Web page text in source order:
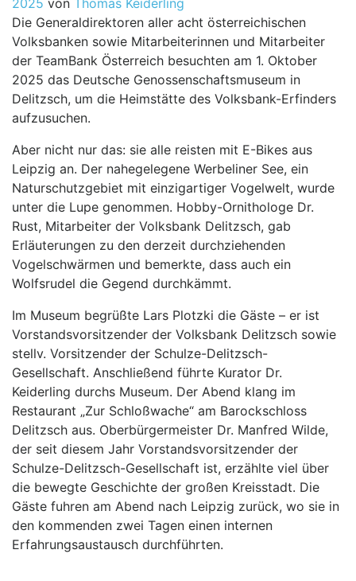
2025 von Thomas Keiderling
Die Generaldirektoren aller acht österreichischen
Volksbanken sowie Mitarbeiterinnen und Mitarbeiter
der TeamBank Österreich besuchten am 1. Oktober
2025 das Deutsche Genossenschaftsmuseum in
Delitzsch, um die Heimstätte des Volksbank-Erfinders
aufzusuchen.
Aber nicht nur das: sie alle reisten mit E-Bikes aus
Leipzig an. Der nahegelegene Werbeliner See, ein
Naturschutzgebiet mit einzigartiger Vogelwelt, wurde
unter die Lupe genommen. Hobby-Ornithologe Dr.
Rust, Mitarbeiter der Volksbank Delitzsch, gab
Erläuterungen zu den derzeit durchziehenden
Vogelschwärmen und bemerkte, dass auch ein
Wolfsrudel die Gegend durchkämmt.
Im Museum begrüßte Lars Plotzki die Gäste – er ist
Vorstandsvorsitzender der Volksbank Delitzsch sowie
stellv. Vorsitzender der Schulze-Delitzsch-
Gesellschaft. Anschließend führte Kurator Dr.
Keiderling durchs Museum. Der Abend klang im
Restaurant „Zur Schloßwache“ am Barockschloss
Delitzsch aus. Oberbürgermeister Dr. Manfred Wilde,
der seit diesem Jahr Vorstandsvorsitzender der
Schulze-Delitzsch-Gesellschaft ist, erzählte viel über
die bewegte Geschichte der großen Kreisstadt. Die
Gäste fuhren am Abend nach Leipzig zurück, wo sie in
den kommenden zwei Tagen einen internen
Erfahrungsaustausch durchführten.